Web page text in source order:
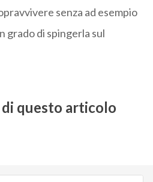
senza ad esempio
grado di spingerla sul
questo articolo